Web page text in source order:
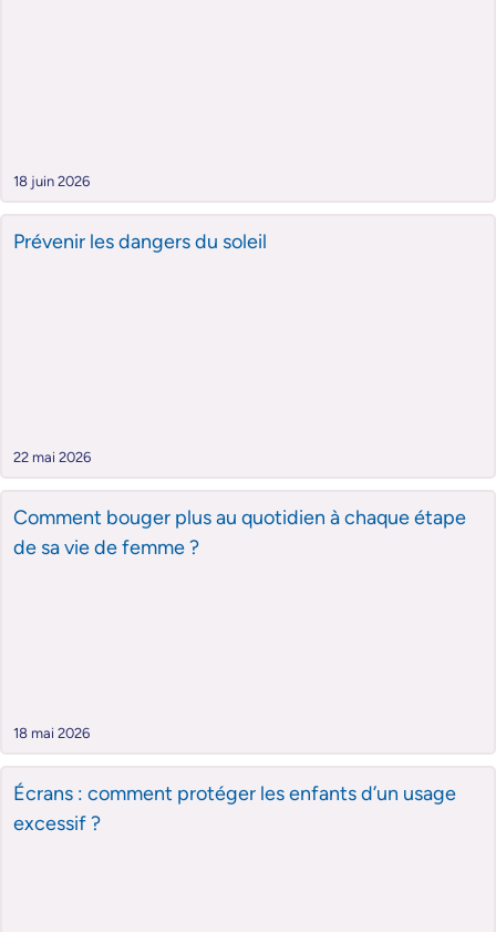
18 juin 2026
Prévenir les dangers du soleil
22 mai 2026
Comment bouger plus au quotidien à chaque étape
de sa vie de femme ?
18 mai 2026
Écrans : comment protéger les enfants d’un usage
excessif ?